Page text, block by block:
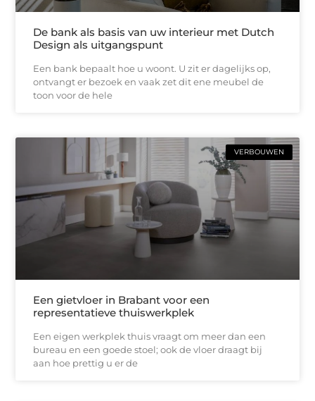
De bank als basis van uw interieur met Dutch
Design als uitgangspunt
Een bank bepaalt hoe u woont. U zit er dagelijks op,
ontvangt er bezoek en vaak zet dit ene meubel de
toon voor de hele
VERBOUWEN
Een gietvloer in Brabant voor een
representatieve thuiswerkplek
Een eigen werkplek thuis vraagt om meer dan een
bureau en een goede stoel; ook de vloer draagt bij
aan hoe prettig u er de